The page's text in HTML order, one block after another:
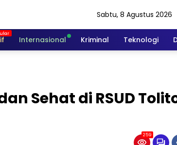
Sabtu, 8 Agustus 2026
Internasional Kriminal Teknologi
Sehat di RSUD
259